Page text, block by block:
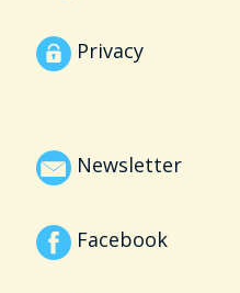
Privacy
Newsletter
Facebook